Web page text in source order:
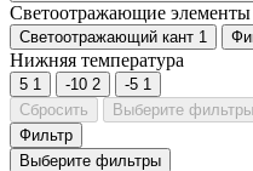
Светоотражающие элементы
Светоотражающий кант 1
Нижняя температура
5 1 -10 2 -5 1
Сбросить
Выберите фильтры
Фильтр
Выберите фильтры